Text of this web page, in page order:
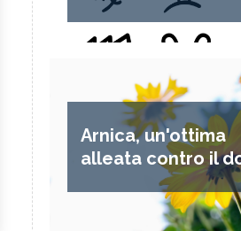
Arnica, un'ottima
alleata contro il